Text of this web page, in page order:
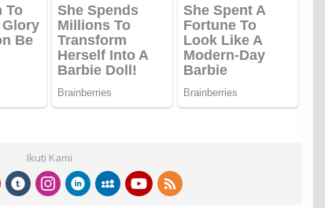
Ikuti Kami